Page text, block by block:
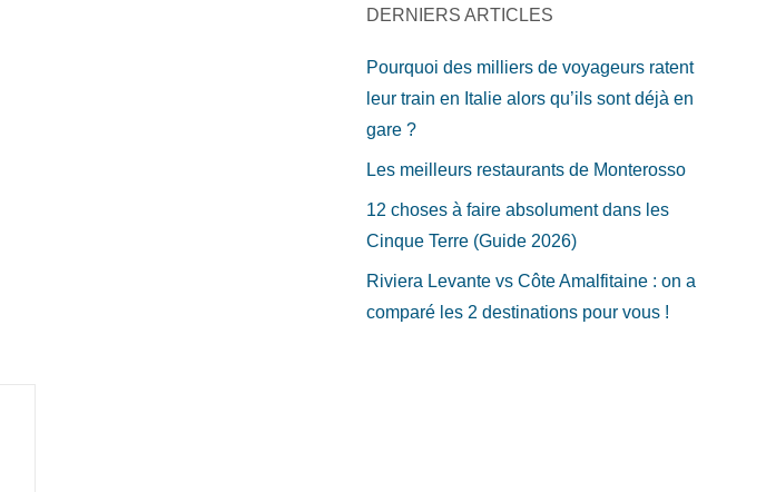
DERNIERS ARTICLES
Pourquoi des milliers de voyageurs ratent
leur train en Italie alors qu’ils sont déjà en
gare ?
Les meilleurs restaurants de Monterosso
12 choses à faire absolument dans les
Cinque Terre (Guide 2026)
Riviera Levante vs Côte Amalfitaine : on a
comparé les 2 destinations pour vous !